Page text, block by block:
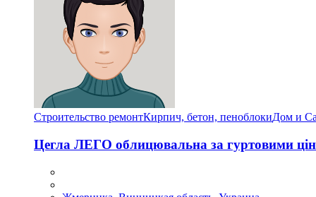
Строительство ремонтКирпич, бетон, пеноблокиДом и
Цегла ЛЕГО облицювальна за гуртовими